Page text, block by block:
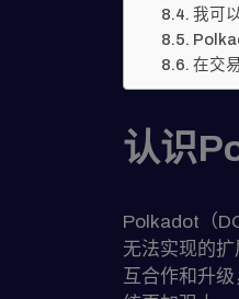
我可
在交
认识
Polkadot（
无法实现的
互合作和升